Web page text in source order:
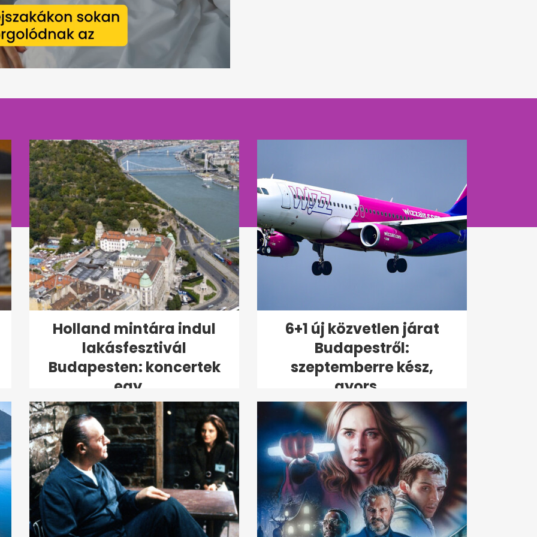
Holland mintára indul
lakásfesztivál
Budapesten: koncertek
egy...
6+1 új közvetlen járat
Budapestről:
szeptemberre kész,
gyors...